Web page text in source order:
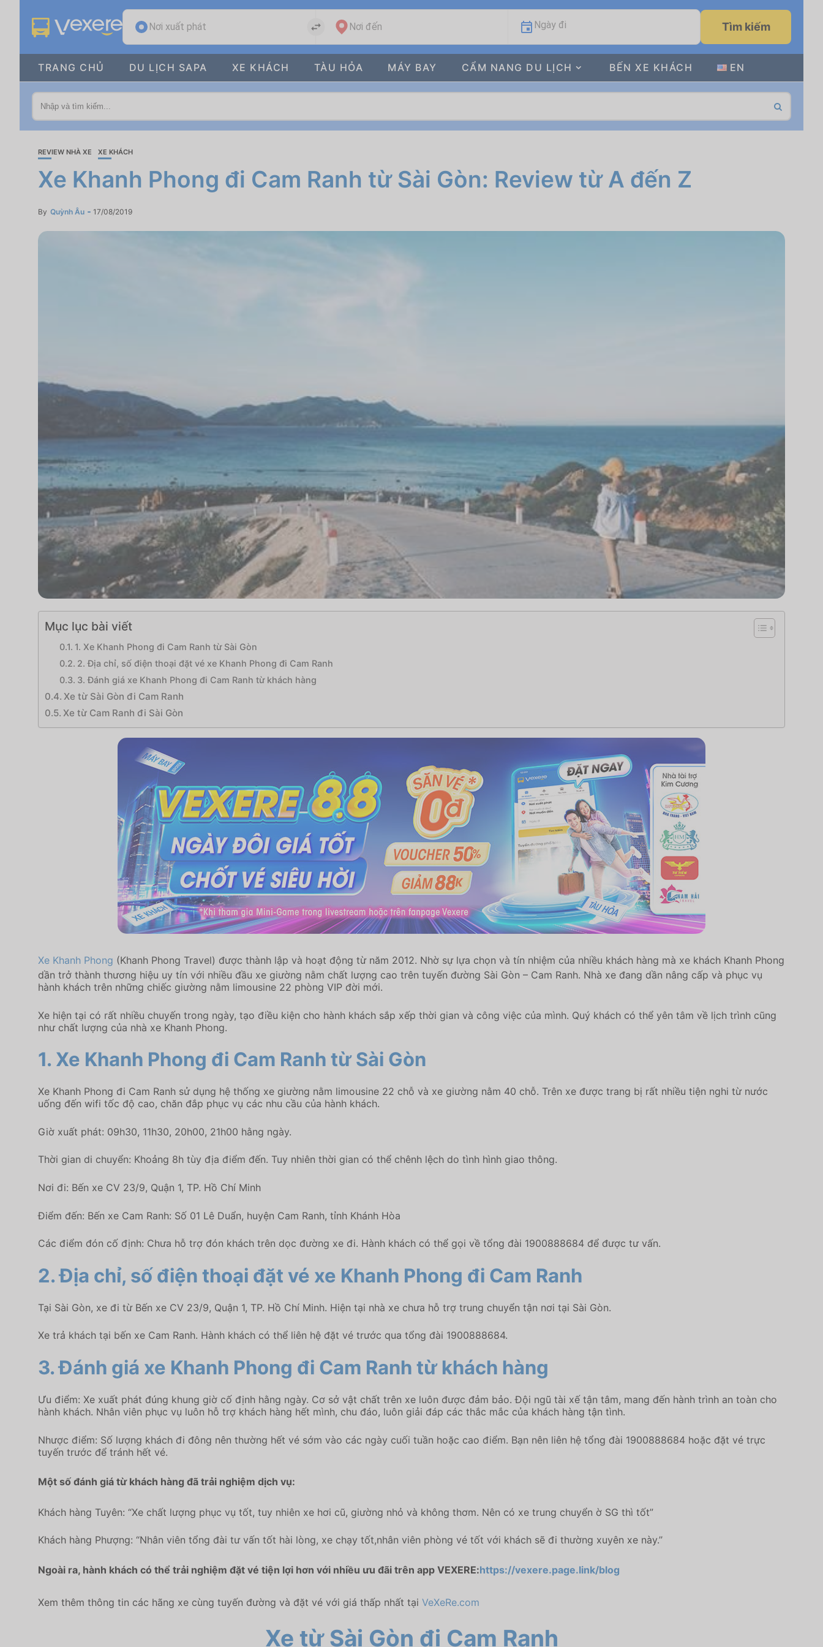
Nơi xuất phát Nơi đến Ngày đi Tìm kiếm
TRANG CHỦ DU LỊCH SAPA XE KHÁCH TÀU HỎA MÁY BAY CẨM NANG DU LỊCH BẾN XE KHÁCH EN
REVIEW NHÀ XE XE KHÁCH
Xe Khanh Phong đi Cam Ranh từ Sài Gòn: Review từ A đến Z
By Quỳnh Âu 17/08/2019
Mục lục bài viết
1. Xe Khanh Phong đi Cam Ranh từ Sài Gòn
2. Địa chỉ, số điện thoại đặt vé xe Khanh Phong đi Cam Ranh
3. Đánh giá xe Khanh Phong đi Cam Ranh từ khách hàng
Xe từ Sài Gòn đi Cam Ranh
Xe từ Cam Ranh đi Sài Gòn
Xe Khanh Phong (Khanh Phong Travel) được thành lập và hoạt động từ năm 2012. Nhờ sự lựa chọn và tín nhiệm của nhiều khách hàng mà xe khách Khanh Phong
dần trở thành thương hiệu uy tín với nhiều đầu xe giường nằm chất lượng cao trên tuyến đường Sài Gòn – Cam Ranh. Nhà xe đang dần nâng cấp và phục vụ
hành khách trên những chiếc giường nằm limousine 22 phòng VIP đời mới.
Xe hiện tại có rất nhiều chuyến trong ngày, tạo điều kiện cho hành khách sắp xếp thời gian và công việc của mình. Quý khách có thể yên tâm về lịch trình cũng
như chất lượng của nhà xe Khanh Phong.
1. Xe Khanh Phong đi Cam Ranh từ Sài Gòn
Xe Khanh Phong đi Cam Ranh sử dụng hệ thống xe giường nằm limousine 22 chỗ và xe giường nằm 40 chỗ. Trên xe được trang bị rất nhiều tiện nghi từ nước
uống đến wifi tốc độ cao, chăn đắp phục vụ các nhu cầu của hành khách.
Giờ xuất phát: 09h30, 11h30, 20h00, 21h00 hằng ngày.
Thời gian di chuyển: Khoảng 8h tùy địa điểm đến. Tuy nhiên thời gian có thể chênh lệch do tình hình giao thông.
Nơi đi: Bến xe CV 23/9, Quận 1, TP. Hồ Chí Minh
Điểm đến: Bến xe Cam Ranh: Số 01 Lê Duẩn, huyện Cam Ranh, tỉnh Khánh Hòa
Các điểm đón cố định: Chưa hỗ trợ đón khách trên dọc đường xe đi. Hành khách có thể gọi về tổng đài 1900888684 để được tư vấn.
2. Địa chỉ, số điện thoại đặt vé xe Khanh Phong đi Cam Ranh
Tại Sài Gòn, xe đi từ Bến xe CV 23/9, Quận 1, TP. Hồ Chí Minh. Hiện tại nhà xe chưa hỗ trợ trung chuyển tận nơi tại Sài Gòn.
Xe trả khách tại bến xe Cam Ranh. Hành khách có thể liên hệ đặt vé trước qua tổng đài 1900888684.
3. Đánh giá xe Khanh Phong đi Cam Ranh từ khách hàng
Ưu điểm: Xe xuất phát đúng khung giờ cố định hằng ngày. Cơ sở vật chất trên xe luôn được đảm bảo. Đội ngũ tài xế tận tâm, mang đến hành trình an toàn cho
hành khách. Nhân viên phục vụ luôn hỗ trợ khách hàng hết mình, chu đáo, luôn giải đáp các thắc mắc của khách hàng tận tình.
Nhược điểm: Số lượng khách đi đông nên thường hết vé sớm vào các ngày cuối tuần hoặc cao điểm. Bạn nên liên hệ tổng đài 1900888684 hoặc đặt vé trực
tuyến trước để tránh hết vé.
Một số đánh giá từ khách hàng đã trải nghiệm dịch vụ:
Khách hàng Tuyên: “Xe chất lượng phục vụ tốt, tuy nhiên xe hơi cũ, giường nhỏ và không thơm. Nên có xe trung chuyển ờ SG thì tốt”
Khách hàng Phượng: “Nhân viên tổng đài tư vấn tốt hài lòng, xe chạy tốt,nhân viên phòng vé tốt với khách sẽ đi thường xuyên xe này.’’
Ngoài ra, hành khách có thể trải nghiệm đặt vé tiện lợi hơn với nhiều ưu đãi trên app VEXERE:https://vexere.page.link/blog
Xem thêm thông tin các hãng xe cùng tuyến đường và đặt vé với giá thấp nhất tại VeXeRe.com
Xe từ Sài Gòn đi Cam Ranh